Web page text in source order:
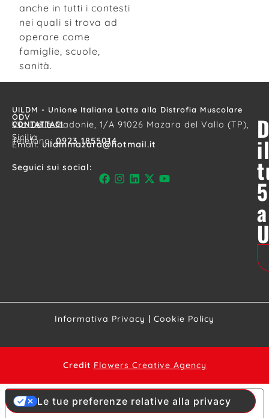
anche in tutti i contesti
nei quali si trova ad
operare come
famiglie, scuole,
sanità.
UILDM - Unione Italiana Lotta alla Distrofia Muscolare
ODV
CONTATTACI
Via Delle Madonie, 1/A 91026 Mazara del Vallo (TP),
Sicilia
Telefono:0923 1855014
Email:uildmmazara@hotmail.it
Seguici sui social:
a
Informativa Privacy | Cookie Policy
Credit Flowers Creative Agency
Le tue preferenze relative alla privacy